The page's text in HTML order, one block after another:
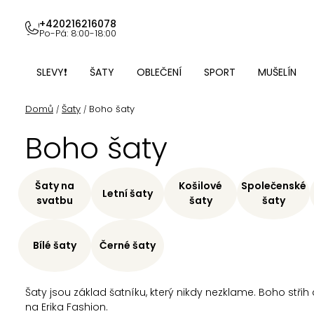
obsah
+420216216078
Po-Pá: 8:00-18:00
SLEVY❗ ŠATY OBLEČENÍ SPORT MUŠELÍN
Domů / Šaty / Boho šaty
Boho šaty
Šaty jsou základ šatníku, který nikdy nezklame. Boho
na Erika Fashion.
Šaty na
svatbu
Letní šaty
Košilové
šaty
Společenské
šaty
Bílé šaty Černé šaty